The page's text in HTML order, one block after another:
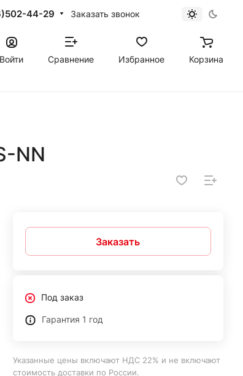
44-29 Заказать звонок
Войти
Сравнение Избранное Корзина
NN
Заказать
Под заказ
Гарантия 1 год
Указанные цены включают НДС 22% и не включают
стоимость доставки по России.